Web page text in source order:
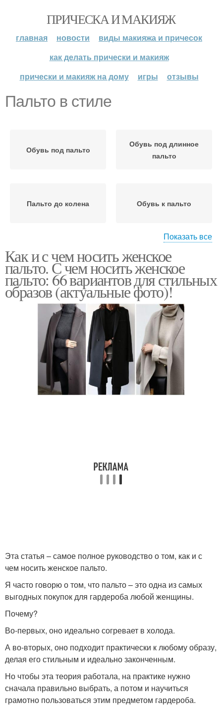
ПРИЧЕСКА И МАКИЯЖ
главная новости
виды макияжа и причесок
как делать прически и макияж
прически и макияж на дому
игры отзывы
Пальто в стиле
Обувь под пальто
Обувь под длинное
пальто
Пальто до колена Обувь к пальто
Модные пальто Трендовые пальто
Яркое пальто Пальто с принтом
Приталенное пальто Стеганое пальто
Пальто с чем Мужские пальто
Пальто в моде Короткое пальто
Показать все
Как и с чем носить женское
пальто. С чем носить женское
пальто: 66 вариантов для стильных
образов (актуальные фото)!
Эта статья – самое полное руководство о том, как и с
чем носить женское пальто.
Я часто говорю о том, что пальто – это одна из самых
выгодных покупок для гардероба любой женщины.
Почему?
Во-первых, оно идеально согревает в холода.
А во-вторых, оно подходит практически к любому образу,
делая его стильным и идеально законченным.
Но чтобы эта теория работала, на практике нужно
сначала правильно выбрать, а потом и научиться
грамотно пользоваться этим предметом гардероба.